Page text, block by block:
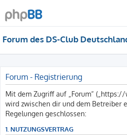
Forum des DS-Club
Forum - Registrierung
Mit dem Zugriff auf „Forum“
wird zwischen dir und dem Betreiber
Regelungen geschlossen:
1. NUTZUNGSVERTRAG